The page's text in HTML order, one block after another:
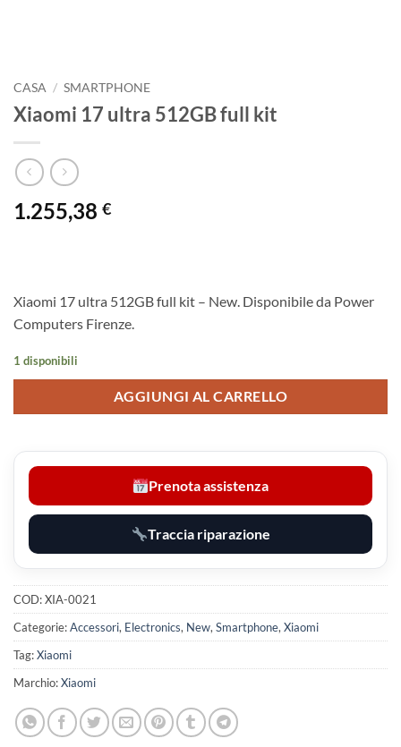
CASA / SMARTPHONE
Xiaomi 17 ultra 512GB full kit
1.255,38 €
Xiaomi 17 ultra 512GB full kit – New. Disponibile da Power
Computers Firenze.
1 disponibili
AGGIUNGI AL CARRELLO
Prenota assistenza
Traccia riparazione
COD:XIA-0021
Categorie:Accessori, Electronics, New, Smartphone, Xiaomi
Tag:Xiaomi
Marchio:Xiaomi